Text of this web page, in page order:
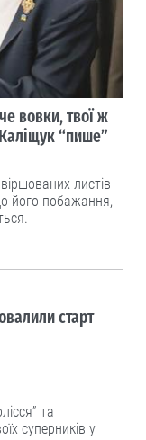
вовки, твої ж
“пише”
листів
його побажання,
старт
та
суперників у